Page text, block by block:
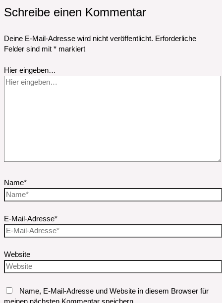
Schreibe einen Kommentar
Deine E-Mail-Adresse wird nicht veröffentlicht. Erforderliche
Felder sind mit * markiert
Hier eingeben…
Name*
E-Mail-Adresse*
Website
Name, E-Mail-Adresse und Website in diesem Browser für